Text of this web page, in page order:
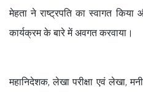
मेहता ने राष्ट्रपति का स्वागत किया
कार्यक्रम के बारे में अवगत करवाया।
महानिदेशक, लेखा परीक्षा एवं लेखा,